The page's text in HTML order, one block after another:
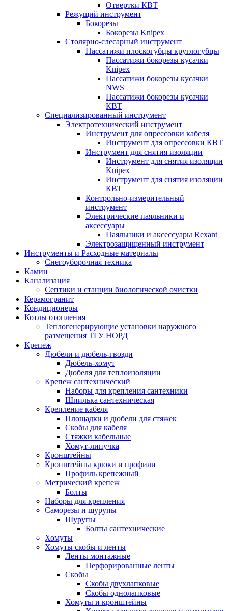
Отвертки КВТ
Режущий инструмент
Бокорезы
Бокорезы Knipex
Столярно-слесарный инструмент
Пассатижи плоскогубцы круглогубцы
Пассатижи бокорезы кусачки
Knipex
Пассатижи бокорезы кусачки
NWS
Пассатижи бокорезы кусачки
КВТ
Специализированный инструмент
Электротехнический инструмент
Инструмент для опрессовки кабеля
Инструмент для опрессовки КВТ
Инструмент для снятия изоляции
Инструмент для снятия изоляции
Knipex
Инструмент для снятия изоляции
КВТ
Контрольно-измерительный
инструмент
Электрические паяльники и
аксессуары
Паяльники и аксессуары Rexant
Электрозащищенный инструмент
Инструменты и Расходные материалы
Снегоуборочная техника
Камин
Канализация
Септики и станции биологической очистки
Керамогранит
Кондиционеры
Котлы отопления
Теплогенерирующие установки наружного
размещения ТГУ НОРД
Крепеж
Дюбели и дюбель-гвозди
Дюбель-хомут
Дюбеля для теплоизоляции
Крепеж сантехнический
Наборы для крепления сантехники
Шпилька сантехническая
Крепление кабеля
Площадки и дюбели для стяжек
Скобы для кабеля
Стяжки кабельные
Хомут-липучка
Кронштейны
Кронштейны крюки и профили
Профиль крепежный
Метрический крепеж
Болты
Наборы для крепления
Саморезы и шурупы
Шурупы
Болты сантехнические
Хомуты
Хомуты скобы и ленты
Ленты монтажные
Перфорированные ленты
Скобы
Скобы двухлапковые
Скобы однолапковые
Хомуты и кронштейны